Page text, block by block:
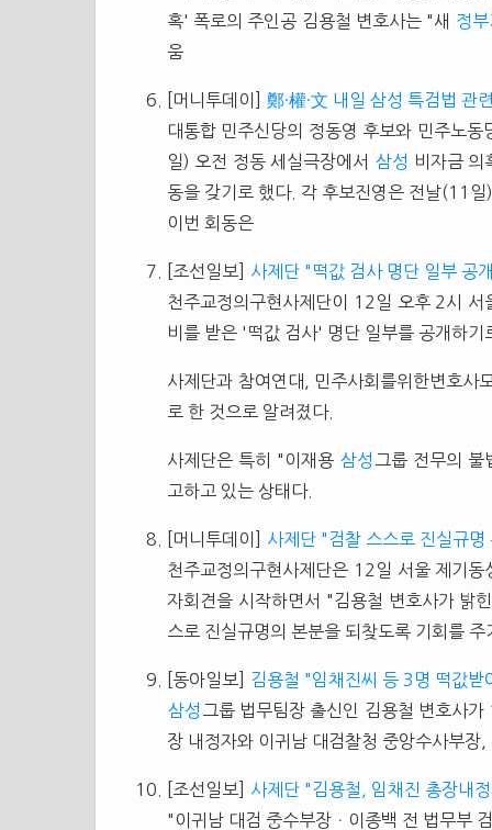
혹' 폭로의 주인공 김용철 변호사는 "새 정부
움
[머니투데이] 鄭·權·文 내일 삼성 특검법 관
대통합 민주신당의 정동영 후보와 민주노
일) 오전 정동 세실극장에서 삼성 비자금 의
동을 갖기로 했다. 각 후보진영은 전날(11
이번 회동은
[조선일보]
사제단 "떡값 검사 명단 일부 공
천주교정의구현사제단이 12일 오후 2시
비를 받은 '떡값 검사' 명단 일부를 공개하기
사제단과 참여연대, 민주사회를위한변호
로 한 것으로 알려졌다.
사제단은 특히 "이재용 삼성 그룹 전무의
고하고 있는 상태다.
[머니투데이]
사제단 "검찰 스스로 진실규명
천주교정의구현사제단은 12일 서울 제기
자회견을 시작하면서 "김용철 변호사가 밝
스로 진실규명의 본분을 되찾도록 기회를
[동아일보]
김용철 "임채진씨 등 3명 떡값
삼성 그룹 법무팀장 출신인 김용철 변호사
장 내정자와 이귀남 대검찰청 중앙수사부장
[조선일보]
사제단 "김용철, 임채진 총장내
"이귀남 대검 중수부장ㆍ이종백 전 법무부